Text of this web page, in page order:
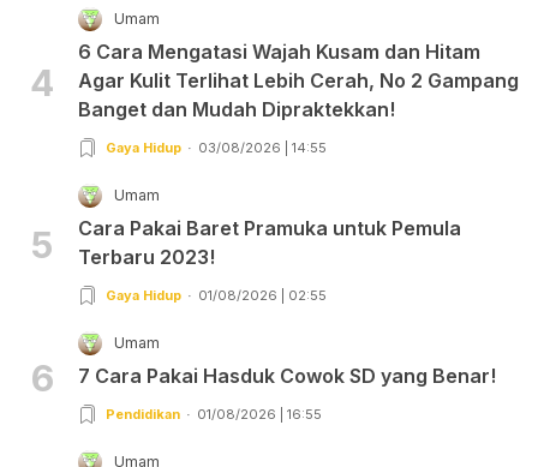
4
Umam
6 Cara Mengatasi Wajah Kusam dan Hitam
Agar Kulit Terlihat Lebih Cerah, No 2 Gampang
Banget dan Mudah Dipraktekkan!
Gaya Hidup 03/08/2026 | 14:55
5
Umam
Cara Pakai Baret Pramuka untuk Pemula
Terbaru 2023!
Gaya Hidup 01/08/2026 | 02:55
6
Umam
7 Cara Pakai Hasduk Cowok SD yang Benar!
Pendidikan 01/08/2026 | 16:55
Umam